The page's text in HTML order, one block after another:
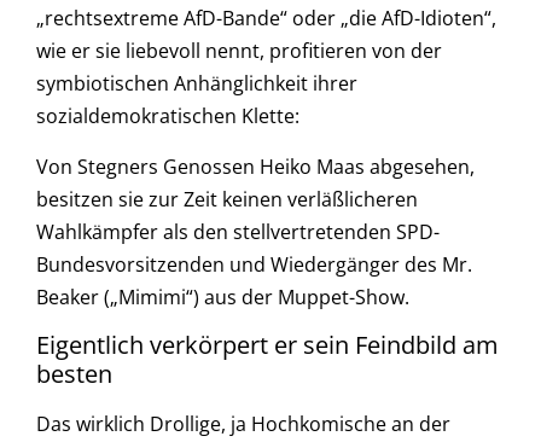
„rechtsextreme AfD-Bande“ oder „die AfD-Idioten“,
wie er sie liebevoll nennt, profitieren von der
symbiotischen Anhänglichkeit ihrer
sozialdemokratischen Klette:
Von Stegners Genossen Heiko Maas abgesehen,
besitzen sie zur Zeit keinen verläßlicheren
Wahlkämpfer als den stellvertretenden SPD-
Bundesvorsitzenden und Wiedergänger des Mr.
Beaker („Mimimi“) aus der Muppet-Show.
Eigentlich verkörpert er sein Feindbild am
besten
Das wirklich Drollige, ja Hochkomische an der